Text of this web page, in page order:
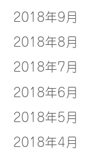
2018年9月
2018年8月
2018年7月
2018年6月
2018年5月
2018年4月